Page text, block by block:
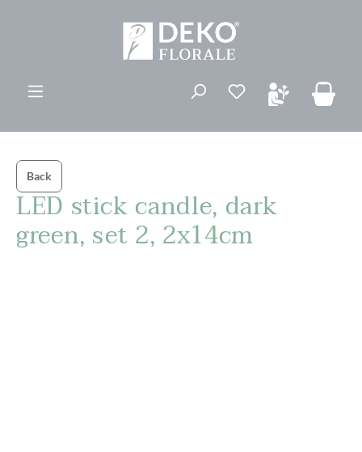
Du har 0
Back
LED stick candle, dark
green, set 2, 2x14cm